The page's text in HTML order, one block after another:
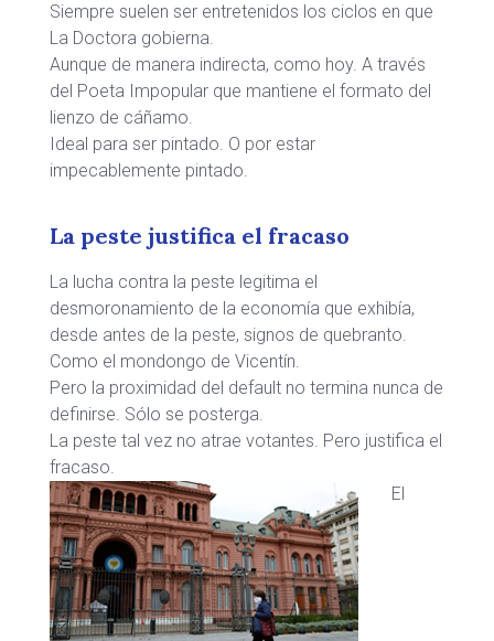
Siempre suelen ser entretenidos los ciclos en que
La Doctora gobierna.
Aunque de manera indirecta, como hoy. A través
del Poeta Impopular que mantiene el formato del
lienzo de cáñamo.
Ideal para ser pintado. O por estar
impecablemente pintado.
La peste justifica el fracaso
La lucha contra la peste legitima el
desmoronamiento de la economía que exhibía,
desde antes de la peste, signos de quebranto.
Como el mondongo de Vicentín.
Pero la proximidad del default no termina nunca de
definirse. Sólo se posterga.
La peste tal vez no atrae votantes. Pero justifica el
fracaso.
El